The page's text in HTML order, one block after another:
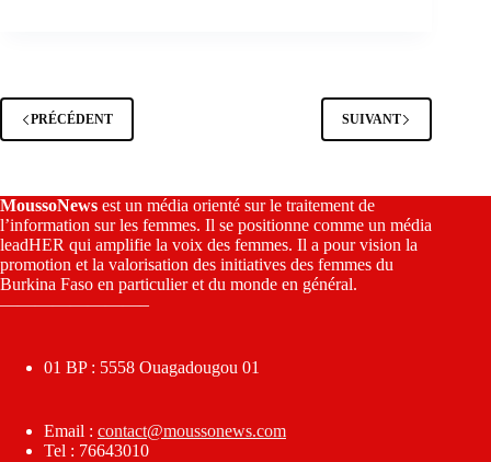
PRÉCÉDENT SUIVANT
MoussoNews est un média orienté sur le traitement de
l’information sur les femmes. Il se positionne comme un média
leadHER qui amplifie la voix des femmes. Il a pour vision la
promotion et la valorisation des initiatives des femmes du
Burkina Faso en particulier et du monde en général.
————————–
01 BP : 5558 Ouagadougou 01
Email : contact@moussonews.com
Tel : 76643010